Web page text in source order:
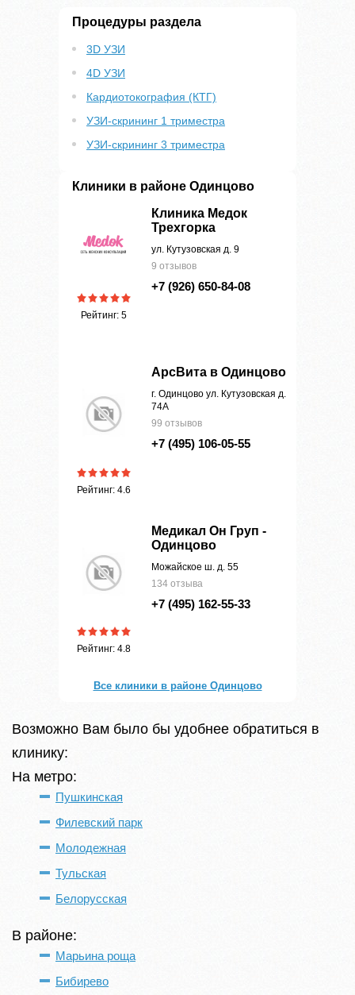
Процедуры раздела
3D УЗИ
4D УЗИ
Кардиотокография (КТГ)
УЗИ-скрининг 1 триместра
УЗИ-скрининг 3 триместра
Клиники в районе Одинцово
Рейтинг: 5
Клиника Медок
Трехгорка
ул. Кутузовская д. 9
9 отзывов
+7 (926) 650-84-08
Рейтинг: 4.6
АрсВита в Одинцово
г. Одинцово ул. Кутузовская д.
74А
99 отзывов
+7 (495) 106-05-55
Рейтинг: 4.8
Медикал Он Груп -
Одинцово
Можайское ш. д. 55
134 отзыва
+7 (495) 162-55-33
Все клиники в районе Одинцово
Возможно Вам было бы удобнее обратиться в
клинику:
На метро:
Пушкинская
Филевский парк
Молодежная
Тульская
Белорусская
В районе:
Марьина роща
Бибирево